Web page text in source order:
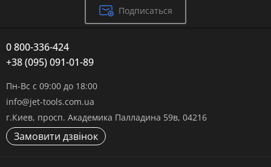
Подписаться
0 800-336-424
+38 (095) 091-01-89
Пн-Вс с 09:00 до 18:00
info@jet-tools.com.ua
г.Киев, просп. Академика Палладина 59в, 04216
Замовити дзвінок